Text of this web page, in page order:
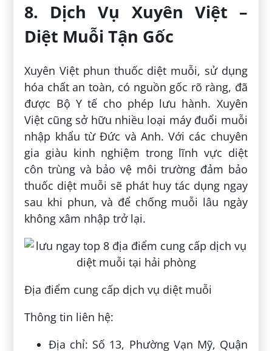
8. Dịch Vụ Xuyên Việt –
Diệt Muỗi Tận Gốc
Xuyên Việt phun thuốc diệt muỗi, sử dụng
hóa chất an toàn, có nguồn gốc rõ ràng, đã
được Bộ Y tế cho phép lưu hành. Xuyên
Việt cũng sở hữu nhiều loại máy đuổi muỗi
nhập khẩu từ Đức và Anh. Với các chuyên
gia giàu kinh nghiệm trong lĩnh vực diệt
côn trùng và bảo vệ môi trường đảm bảo
thuốc diệt muỗi sẽ phát huy tác dụng ngay
sau khi phun, và để chống muỗi lâu ngày
không xâm nhập trở lại.
Địa điểm cung cấp dịch vụ diệt muỗi
Thông tin liên hệ:
Địa chỉ: Số 13, Phường Vạn Mỹ, Quận